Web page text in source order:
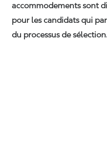
accommodements sont
pour les candidats qui
du processus de